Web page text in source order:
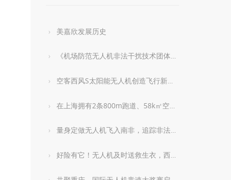
美嘉欣发展历史
《机场防范无人机非法干扰技术团体标准》启动编制
空客西风S太阳能无人机创造飞行新记录
在上海拥有2条800m跑道、58k㎡空域的无人机基地长啥样？
量身定做无人机飞入南非，追踪非法捕猎犀牛
好险有它！无人机及时送救生衣，西班牙泳滩救困怒海泳客